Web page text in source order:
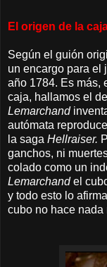
El origen de la
Según el guión
un encargo para el
año 1784. Es más,
caja, hallamos el de
Lemarchand
autómata
la saga Hellraiser.
ganchos, ni
colado como un
Lemarchandel
y todo esto lo
cubo no hace nada